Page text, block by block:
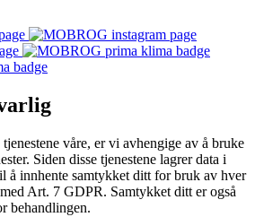
våre, er vi avhengige av å bruke
Siden disse tjenestene lagrer data i
å innhente samtykket ditt for bruk av hver
Art. 7 GDPR. Samtykket ditt er også
behandlingen.